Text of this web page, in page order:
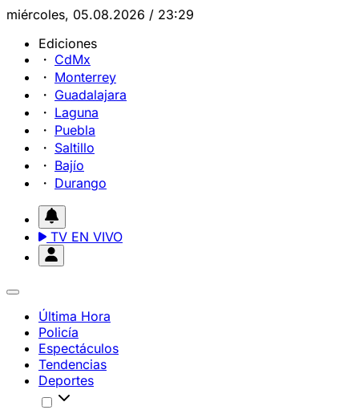
miércoles, 05.08.2026 / 23:29
Ediciones
CdMx
Monterrey
Guadalajara
Laguna
Puebla
Saltillo
Bajío
Durango
TV EN VIVO
Última Hora
Policía
Espectáculos
Tendencias
Deportes